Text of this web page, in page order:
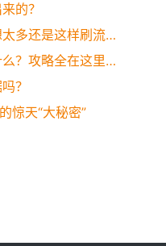
的？
银行流水账单可以作假吗？想太多还是这样刷流水才有效！
银行流水账单去哪打？注意什么？攻略全在这里，一看便知！
？
惊天“大秘密”